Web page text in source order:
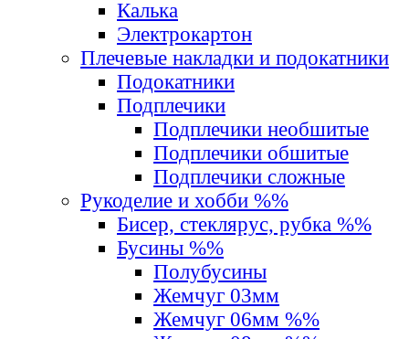
Калька
Электрокартон
Плечевые накладки и подокатники
Подокатники
Подплечики
Подплечики необшитые
Подплечики обшитые
Подплечики сложные
Рукоделие и хобби %%
Бисер, стеклярус, рубка %%
Бусины %%
Полубусины
Жемчуг 03мм
Жемчуг 06мм %%